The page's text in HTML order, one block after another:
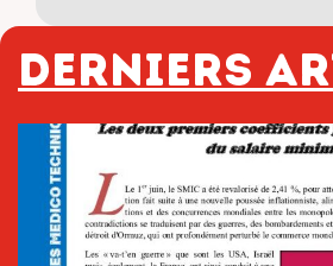
Derniers